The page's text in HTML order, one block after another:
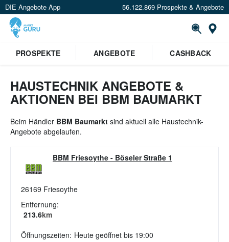
DIE Angebote App 56.122.869 Prospekte & Angebote
Standort festlegen
PROSPEKTE ANGEBOTE CASHBACK
HAUSTECHNIK ANGEBOTE &
AKTIONEN BEI BBM BAUMARKT
Beim Händler BBM Baumarkt sind aktuell alle Haustechnik-
Angebote abgelaufen.
BBM Friesoythe - Böseler Straße 1
26169 Friesoythe
Entfernung:
213.6km
Öffnungszeiten: Heute geöffnet bis 19:00